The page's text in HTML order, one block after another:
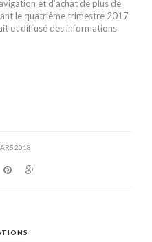
et d’achat de plus de
le quatrième trimestre 2017
et diffusé des informations
2018